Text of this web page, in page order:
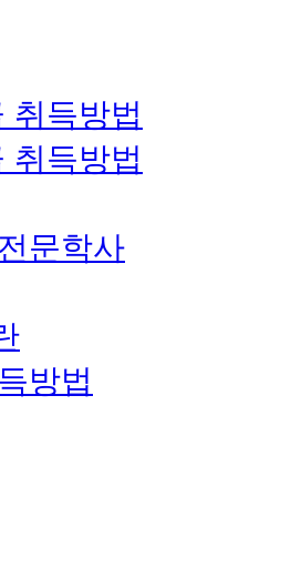
취득방법
취득방법
문학사
방법